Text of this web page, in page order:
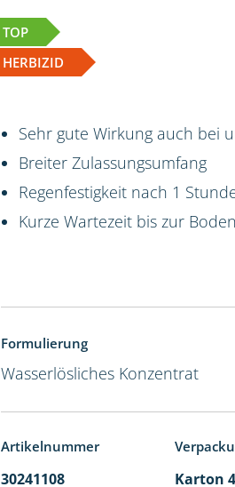
TOP
HERBIZID
Sehr gute Wirkung auch bei
Breiter Zulassungsumfang
Regenfestigkeit nach 1
Kurze Wartezeit bis zur
Formulierung
Wasserlösliches Konzentrat
Artikelnummer
30241108 Karton